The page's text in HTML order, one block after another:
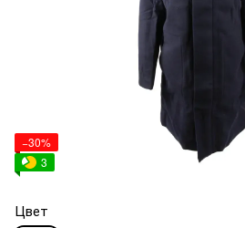
−30%
3
Цвет